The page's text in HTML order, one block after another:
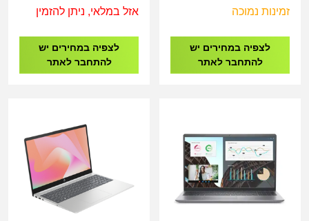
1334U/16GB/512G/15.6"/W11/3Y
זמינות נמוכה
לצפיה במחירים יש
להתחבר לאתר
ek1035nj i5-
אזל במלאי, ניתן להזמין
לצפיה במחירים יש
להתחבר לאתר